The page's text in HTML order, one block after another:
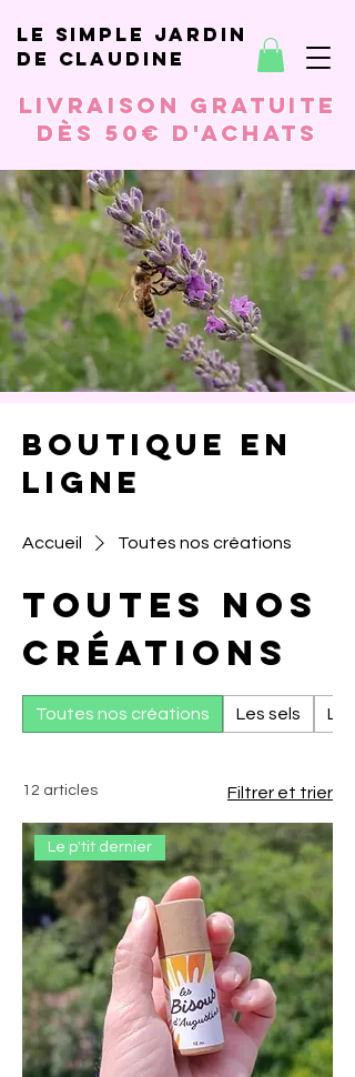
le simple jardin
de Claudine
Livraison gratuite
dès 50€ d'achats
Boutique en
ligne
Accueil Toutes nos créations
Toutes nos
créations
Toutes nos créations Les sels
12 articles Filtrer et trier
Le p'tit dernier